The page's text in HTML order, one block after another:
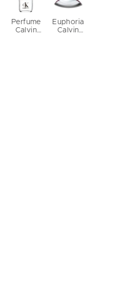
Perfume
Calvin
Euphoria
Calvin